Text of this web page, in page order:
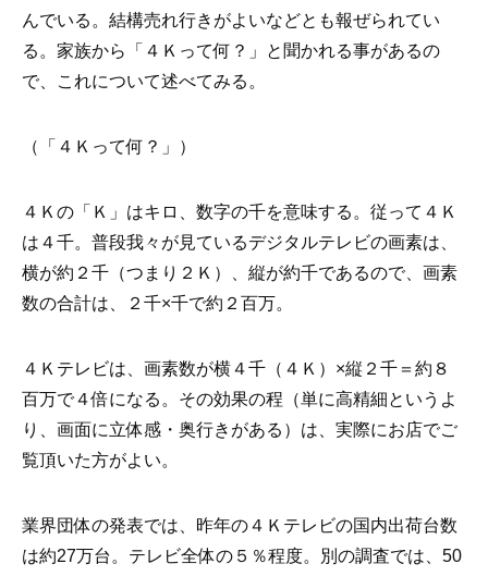
んでいる。結構売れ行きがよいなどとも報ぜられてい
る。家族から「４Ｋって何？」と聞かれる事があるの
で、これについて述べてみる。
（「４Ｋって何？」）
４Ｋの「Ｋ」はキロ、数字の千を意味する。従って４Ｋ
は４千。普段我々が見ているデジタルテレビの画素は、
横が約２千（つまり２Ｋ）、縦が約千であるので、画素
数の合計は、２千×千で約２百万。
４Ｋテレビは、画素数が横４千（４Ｋ）×縦２千＝約８
百万で４倍になる。その効果の程（単に高精細というよ
り、画面に立体感・奥行きがある）は、実際にお店でご
覧頂いた方がよい。
業界団体の発表では、昨年の４Ｋテレビの国内出荷台数
は約27万台。テレビ全体の５％程度。別の調査では、50